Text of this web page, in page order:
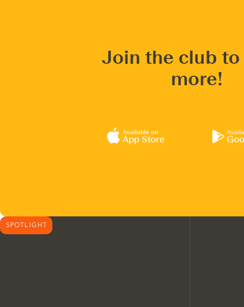
Join the club to
more!
Available on
App Store
SPOTLIGHT